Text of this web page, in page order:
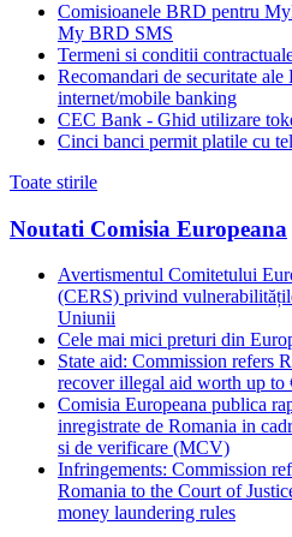
Comisioanele BRD pentru
My BRD SMS
Termeni si conditii
Recomandari de securitate
internet/mobile banking
CEC Bank - Ghid utilizare
Cinci banci permit platile cu
Toate stirile
Noutati Comisia Europeana
Avertismentul Comitetului
(CERS) privind
Uniunii
Cele mai mici preturi din
State aid: Commission refers
recover illegal aid worth up
Comisia Europeana publica
inregistrate de Romania in
si de verificare (MCV)
Infringements: Commission
Romania to the Court of
money laundering rules